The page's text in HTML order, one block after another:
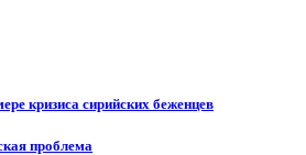
кризиса сирийских беженцев
проблема